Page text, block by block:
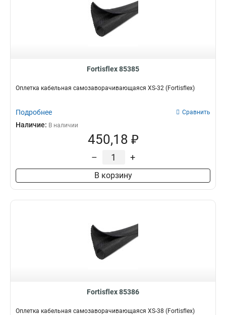
Fortisflex 85385
Оплетка кабельная самозаворачивающаяся XS-32 (Fortisflex)
Подробнее Сравнить
Наличие: В наличии
450,18 ₽
– +
В корзину
Fortisflex 85386
Оплетка кабельная самозаворачивающаяся XS-38 (Fortisflex)